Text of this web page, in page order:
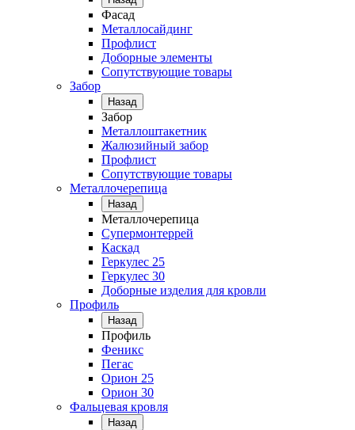
Фасад
Металлосайдинг
Профлист
Доборные элементы
Сопутствующие товары
Забор
Назад
Забор
Металлоштакетник
Жалюзийный забор
Профлист
Сопутствующие товары
Металлочерепица
Назад
Металлочерепица
Супермонтеррей
Каскад
Геркулес 25
Геркулес 30
Доборные изделия для кровли
Профиль
Назад
Профиль
Феникс
Пегас
Орион 25
Орион 30
Фальцевая кровля
Назад